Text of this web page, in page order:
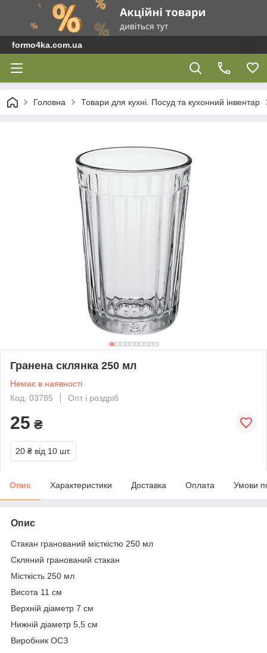
formo4ka.com.ua
Головна Товари для кухні. Посуд та кухонний інвентар
Гранена склянка 250 мл
Немає в наявності
Код: 03785
Опт і роздріб
25 ₴
20 ₴ від 10 шт.
Опис Характеристики Доставка Оплата Умови
Опис
Стакан гранований місткістю 250 мл
Скляний гранований стакан
Місткість 250 мл
Висота 11 см
Верхній діаметр 7 см
Нижній діаметр 5,5 см
Виробник ОСЗ